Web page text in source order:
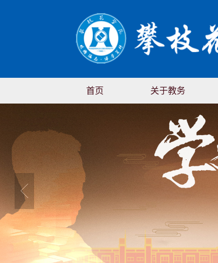
首页 关于教务